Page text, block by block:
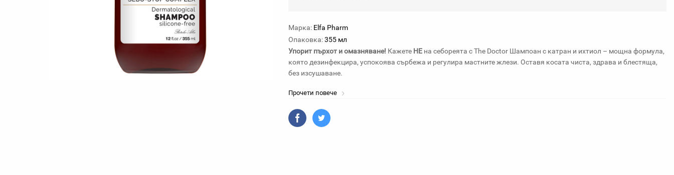
Марка: Elfa Pharm
Опаковка:355 мл
Упорит пърхот и омазняване! Кажете НЕ на себореята с The Doctor Шампоан с катран и ихтиол – мощна формула,
която дезинфекцира, успокоява сърбежа и регулира мастните жлези. Оставя косата чиста, здрава и блестяща,
без изсушаване.
Прочети повече